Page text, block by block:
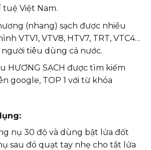
Việt Nam.
(nhang) sạch được nhiều
VTV1, VTV8, HTV7, TRT, VTC4…
tiêu dùng cả nước.
HƯƠNG SẠCH được tìm kiếm
google, TOP 1 với từ khóa
nụ 30 độ và dùng bật lửa đốt
sau đó quạt tay nhẹ cho tắt lửa